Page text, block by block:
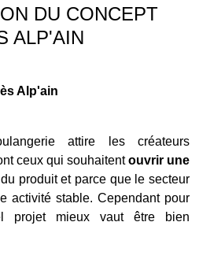
DU CONCEPT
ALP'AIN
Alp'ain
attire les créateurs
ceux qui souhaitentouvrir une
produit et parce que le secteur
activité stable. Cependant pour
projet mieux vaut être bien